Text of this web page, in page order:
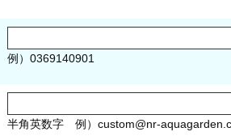
例）0369140901
半角英数字 例） custom@nr-